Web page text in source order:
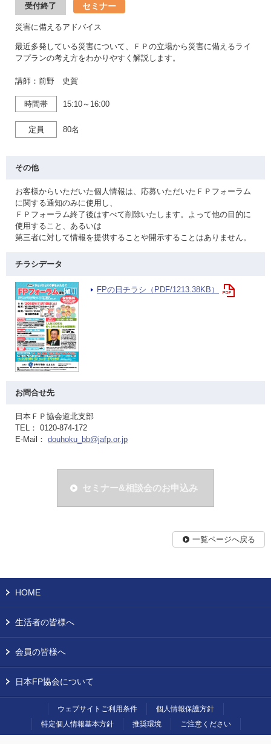
受付終了 セミナー
災害に備えるアドバイス
最近多発している災害について、ＦＰの立場から災害に備えるライ
フプランの考え方をわかりやすく解説します。
講師：前野 史賀
時間帯 15:10～16:00
定員 80名
その他
お客様からいただいた個人情報は、応募いただいたＦＰフォーラム
に関する通知のみに使用し、
ＦＰフォーラム終了後はすべて削除いたします。よって他の目的に
使用すること、あるいは
第三者に対して情報を提供することや開示することはありません。
チラシデータ
FPの日チラシ（PDF/1213.38KB）
お問合せ先
日本ＦＰ協会道北支部
TEL： 0120-874-172
E-Mail： douhoku_bb@jafp.or.jp
セミナー&相談会のお申込み
一覧ページへ戻る
HOME
生活者の皆様へ
会員の皆様へ
日本FP協会について
ウェブサイトご利用条件
個人情報保護方針
特定個人情報基本方針
推奨環境 ご注意ください